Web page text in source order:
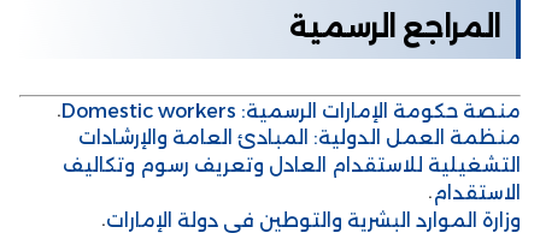
المراجع الرسمية
منصة حكومة الإمارات الرسمية: Domestic workers
.
منظمة العمل الدولية: المبادئ العامة والإرشادات
التشغيلية للاستقدام العادل وتعريف رسوم وتكاليف
الاستقدام.
وزارة الموارد البشرية والتوطين في دولة الإمارات.